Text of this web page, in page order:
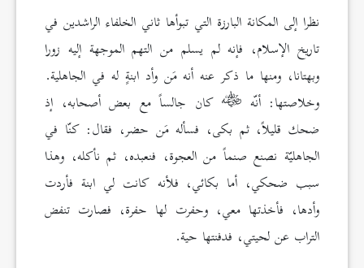
نظرا إلى المكانة البارزة التي تبوأها ثاني الخلفاء الراشدين في
تاريخ الإسلام، فإنه لم يسلم من التهم الموجهة إليه زورا
وبهتانا، ومنها ما ذكر عنه أنه مَن وأد ابنةٍ له في الجاهلية.
وخلاصتها: أنّه
كان جالساً مع بعض أصحابه، إذ
ضحك قليلاً، ثم بكى، فسأله مَن حضر، فقال: كنّا في
الجاهليّة نصنع صنماً من العجوة، فنعبده، ثم نأكله، وهذا
سبب ضحكي، أما بكائي، فلأنه كانت لي ابنة فأردت
وأدها، فأخذتها معي، وحفرت لها حفرة، فصارت تنفض
التراب عن لحيتي، فدفنتها حية.